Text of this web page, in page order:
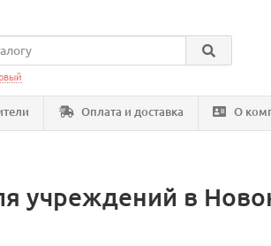
Оплата и доставка О
учреждений в